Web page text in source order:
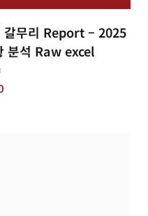
갈무리 Report – 2025
분석 Raw excel